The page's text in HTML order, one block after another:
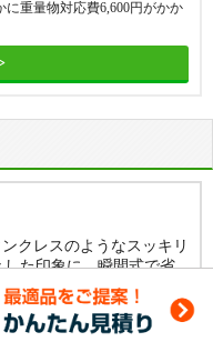
に重量物対応費6,600円がかか
器 + 便座
トルネード洗浄
超節水
器 + 便座
トルネード洗浄
超節水
クレスのようなスッキリ
た印象に。瞬間式で省
」「温風乾燥」、GGA2
、3グレードから選べま